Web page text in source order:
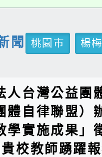
聞
桃園市
楊
人台灣公益團
體自律聯盟）
學實施成果」
校教師踴躍